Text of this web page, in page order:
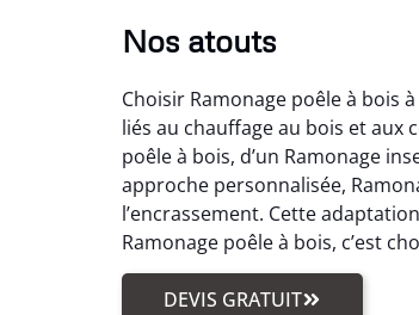
Nos atouts
Choisir Ramonage poêle à bois
liés au chauffage au bois et aux
poêle à bois, d’un Ramonage
approche personnalisée,
l’encrassement. Cette
Ramonage poêle à bois, c’est
DEVIS GRATUIT